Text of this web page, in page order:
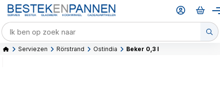
Serviezen Rörstrand Ostindia Beker 0,3 l